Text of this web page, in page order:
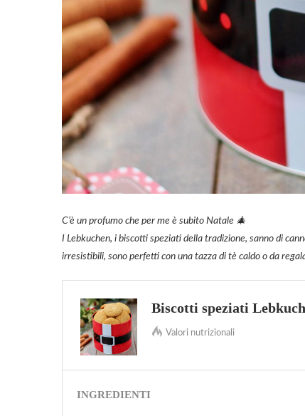
C’è un profumo che per me è subito Natale 🎄
I Lebkuchen, i biscotti speziati della tradizione, sanno di
irresistibili, sono perfetti con una tazza di tè caldo o da
Biscotti speziati
Valori nutrizionali
INGREDIENTI